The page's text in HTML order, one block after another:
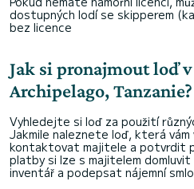
dostupných lodí se skipperem
bez licence
Jak si pronajmout loď
Archipelago, Tanzanie?
Vyhledejte si loď za použití
Jakmile naleznete loď, která vám
kontaktovat majitele a potvrdit
platby si lze s majitelem
inventář a podepsat nájemní